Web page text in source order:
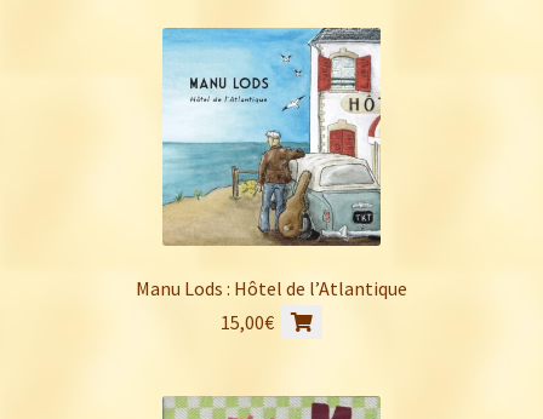
Manu Lods : Hôtel de l’Atlantique
15,00€